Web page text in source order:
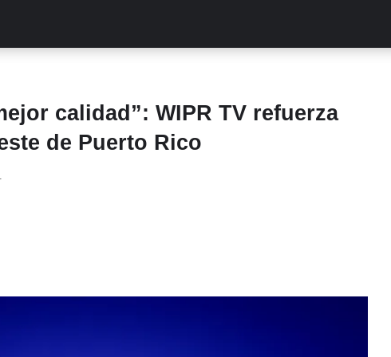
calidad”: WIPR TV refuerza
de Puerto Rico